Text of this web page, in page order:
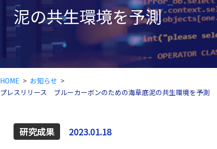
泥の共生環境を予測
HOME
お知らせ
プレスリリース ブルーカーボンのための海草底泥の共生環境を予測
2023.01.18